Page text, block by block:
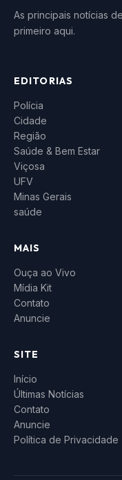
As principais notícias
primeiro aqui.
EDITORIAS
Polícia
Cidade
Região
Saúde & Bem Estar
Viçosa
UFV
Minas Gerais
saúde
MAIS
Ouça ao Vivo
Mídia Kit
Contato
Anuncie
SITE
Início
Últimas Notícias
Contato
Anuncie
Política de Privacidade